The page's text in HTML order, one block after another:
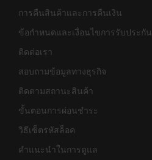
การคืนสินค้าและการคืนเงิน
ข้อกำหนดและเงื่อนไขการรับประกัน
ติดต่อเรา
สอบถามข้อมูลทางธุรกิจ
ติดตามสถานะสินค้า
ขั้นตอนการผ่อนชำระ
วิธีเซ็ตรหัสล็อค
คำแนะนำในการดูแล